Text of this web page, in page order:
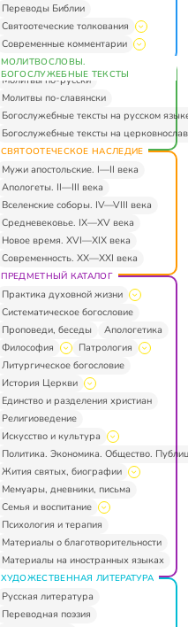
Переводы Библии
Святоотеческие толкования
Современные комментарии
МОЛИТВОСЛОВЫ.
БОГОСЛУЖЕБНЫЕ ТЕКСТЫ
Молитвы по-русски
Молитвы по-славянски
Богослужебные тексты на русском
Богослужебные тексты на
СВЯТООТЕЧЕСКОЕ НАСЛЕДИЕ
Мужи апостольские. I—II века
Апологеты. II—III века
Вселенские соборы. IV—VIII века
Средневековье. IX—XV века
Новое время. XVI—XIX века
Современность. XX—XXI века
ПРЕДМЕТНЫЙ КАТАЛОГ
Практика духовной жизни
Систематическое богословие
Проповеди, беседы
Апологетика
Философия
Патрология
Литургическое богословие
История Церкви
Единство и разделения христиан
Религиоведение
Искусство и культура
Политика. Экономика. Общество.
Жития святых, биографии
Мемуары, дневники, письма
Семья и воспитание
Психология и терапия
Материалы о благотворительности
Материалы на иностранных языках
ХУДОЖЕСТВЕННАЯ ЛИТЕРАТУРА
Русская литература
Переводная поэзия